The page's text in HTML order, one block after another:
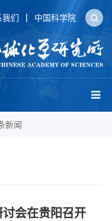
我们 中国科学院
新闻
会在贵阳召开